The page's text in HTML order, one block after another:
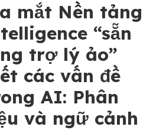
mắt Nền tảng
“sẵn
trợ lý ảo”
các vấn đề
AI: Phân
và ngữ cảnh